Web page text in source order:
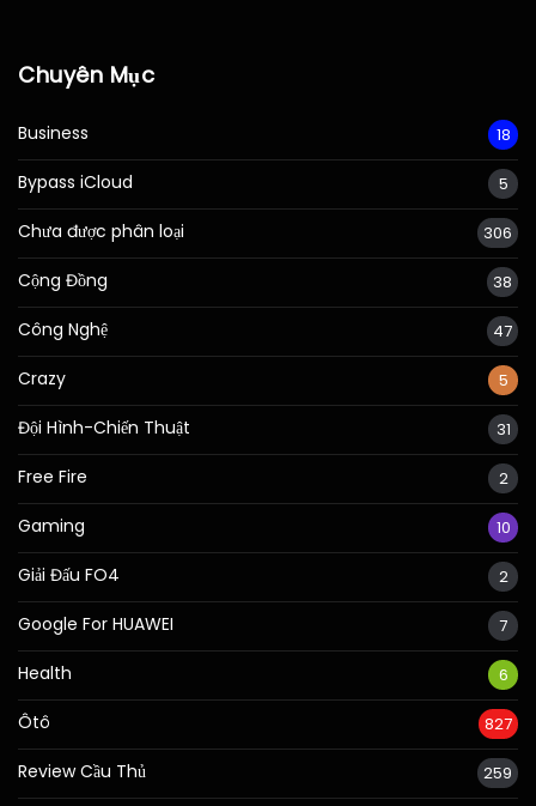
Chuyên Mục
Business 18
Bypass iCloud 5
Chưa được phân loại 306
Cộng Đồng 38
Công Nghệ 47
Crazy 5
Đội Hình-Chiến Thuật 31
Free Fire 2
Gaming 10
Giải Đấu FO4 2
Google For HUAWEI 7
Health 6
Ôtô 827
Review Cầu Thủ 259